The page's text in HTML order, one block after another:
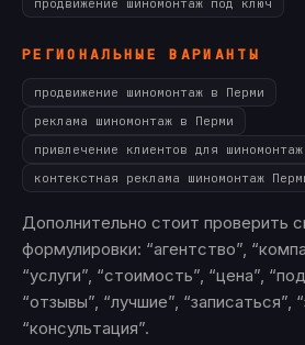
продвижение шиномонтаж под ключ
РЕГИОНАЛЬНЫЕ ВАРИАНТЫ
продвижение шиномонтаж в Перми
реклама шиномонтаж в Перми
привлечение клиентов для
контекстная реклама шиномонтаж
Дополнительно стоит проверить
формулировки: “агентство”,
“услуги”, “стоимость”, “цена”,
“отзывы”, “лучшие”, “записаться”,
“консультация”.